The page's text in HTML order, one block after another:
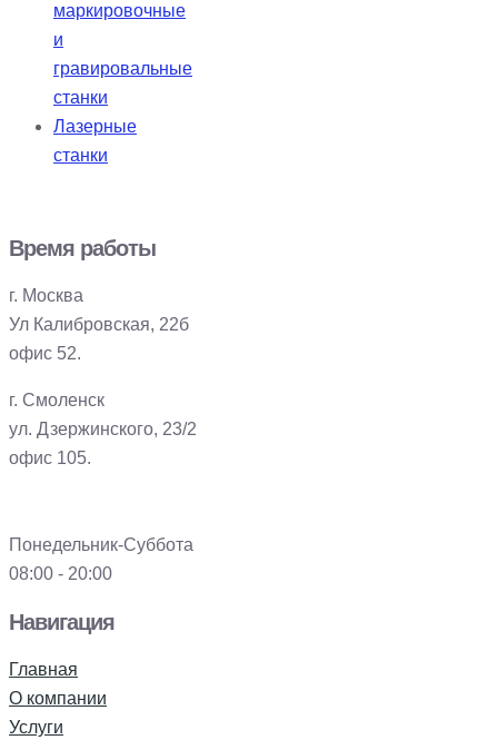
маркировочные
и
гравировальные
станки
Лазерные
станки
Время работы
г. Москва
Ул Калибровская, 22б
офис 52.
г. Смоленск
ул. Дзержинского, 23/2
офис 105.
Понедельник-Суббота
08:00 - 20:00
Навигация
Главная
О компании
Услуги